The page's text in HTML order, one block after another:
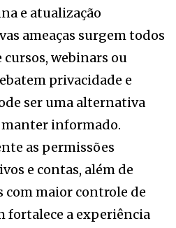
e atualização
ameaças surgem todos
cursos, webinars ou
privacidade e
ser uma alternativa
manter informado.
as permissões
e contas, além de
com maior controle de
fortalece a experiência